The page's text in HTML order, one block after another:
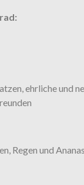
ehrliche und
Regen und